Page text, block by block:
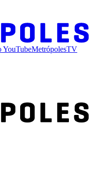
YouTubeMetrópolesTV